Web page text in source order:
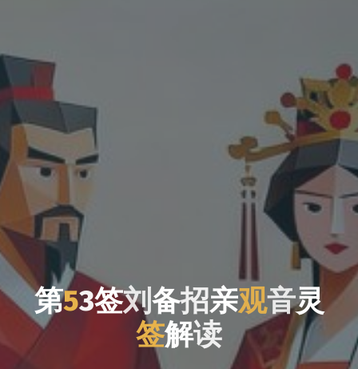
第53签刘备招亲观音灵
签解读